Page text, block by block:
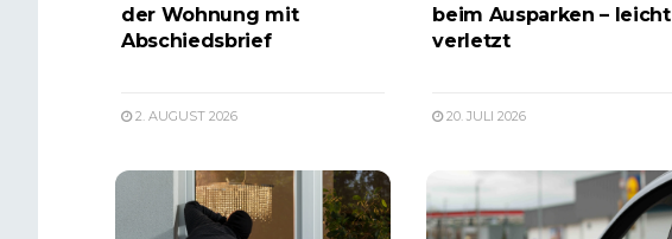
der Wohnung mit
Abschiedsbrief
2. AUGUST 2026
beim Ausparken – leicht
verletzt
20. JULI 2026